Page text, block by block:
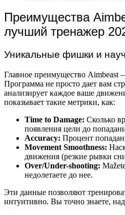
Преимущества
лучший тренажер
Уникальные фишки и
Главное преимущество Aimbeast
Программа не просто дает вам
анализирует каждое ваше
показывает такие метрики, как:
Time to Damage: Сколько
появления цели до
Accuracy: Процент
Movement Smoothness:
движения (резкие рывки
Over/Under-shooting:
недолетаете до нее.
Эти данные позволяют
интуитивно. Вы точно знаете,